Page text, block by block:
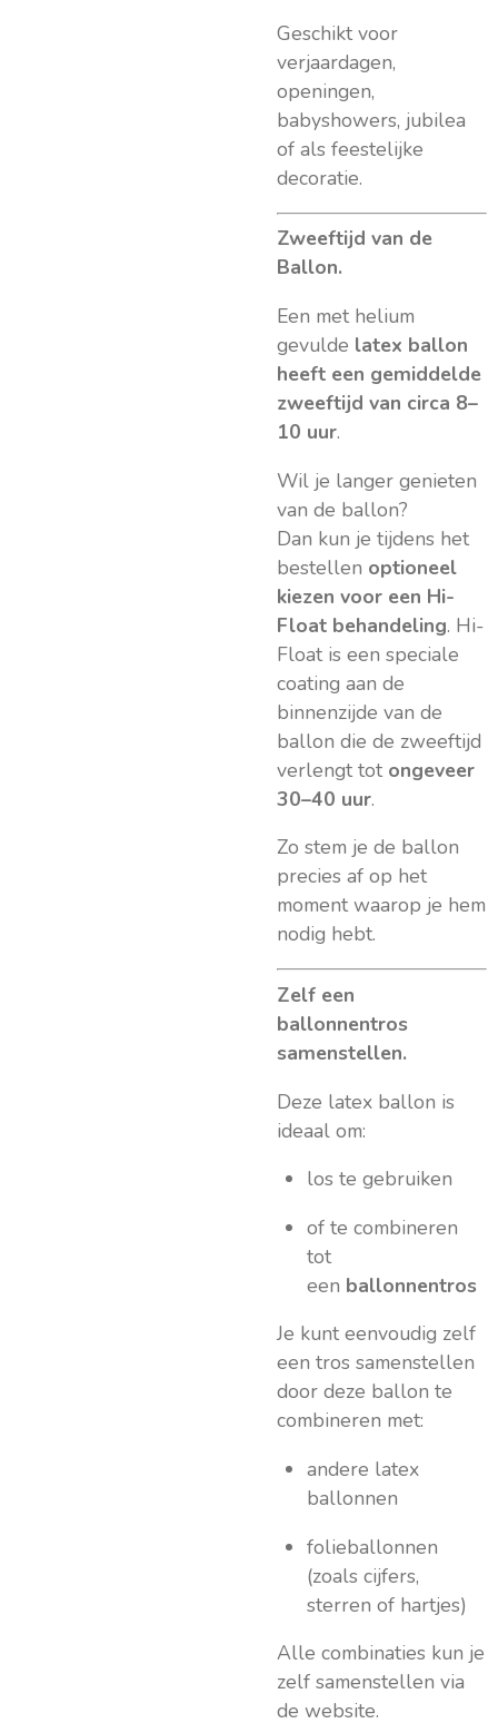
Geschikt voor
verjaardagen,
openingen,
babyshowers, jubilea
of als feestelijke
decoratie.
Zweeftijd van de
Ballon.
Een met helium
gevulde latex ballon
heeft een gemiddelde
zweeftijd van circa 8–
10 uur.
Wil je langer genieten
van de ballon?
Dan kun je tijdens het
bestellen optioneel
kiezen voor een Hi-
Float behandeling. Hi-
Float is een speciale
coating aan de
binnenzijde van de
ballon die de zweeftijd
verlengt tot ongeveer
30–40 uur.
Zo stem je de ballon
precies af op het
moment waarop je hem
nodig hebt.
Zelf een
ballonnentros
samenstellen.
Deze latex ballon is
ideaal om:
los te gebruiken
of te combineren
tot
een ballonnentros
Je kunt eenvoudig zelf
een tros samenstellen
door deze ballon te
combineren met:
andere latex
ballonnen
folieballonnen
(zoals cijfers,
sterren of hartjes)
Alle combinaties kun je
zelf samenstellen via
de website.